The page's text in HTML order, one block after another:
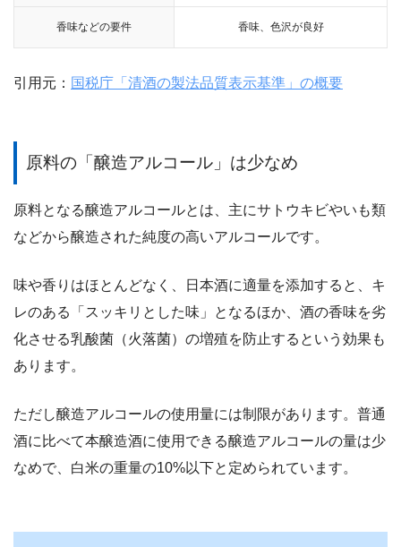
香味などの要件 香味、色沢が良好
引用元： 国税庁「清酒の製法品質表示基準」の概要
原料の「醸造アルコール」は少なめ
原料となる醸造アルコールとは、主にサトウキビやいも類
などから醸造された純度の高いアルコールです。
味や香りはほとんどなく、日本酒に適量を添加すると、キ
レのある「スッキリとした味」となるほか、酒の香味を劣
化させる乳酸菌（火落菌）の増殖を防止するという効果も
あります。
ただし醸造アルコールの使用量には制限があります。普通
酒に比べて本醸造酒に使用できる醸造アルコールの量は少
なめで、白米の重量の10%以下と定められています。